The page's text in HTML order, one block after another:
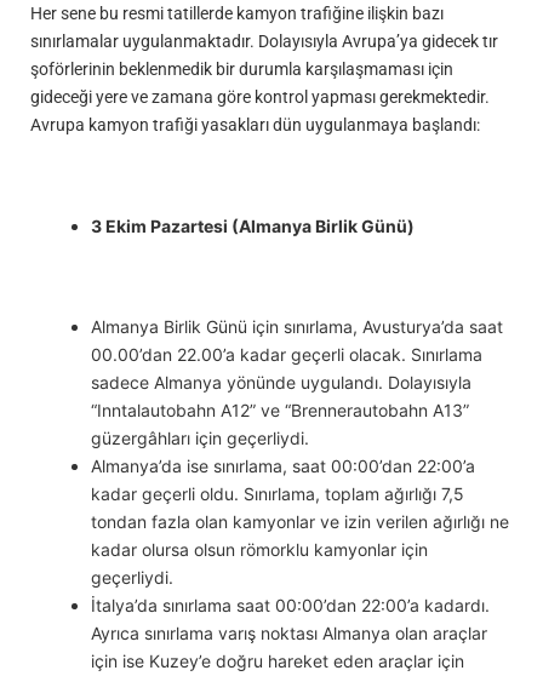
Her sene bu resmi tatillerde kamyon trafiğine ilişkin bazı
sınırlamalar uygulanmaktadır. Dolayısıyla Avrupa’ya gidecek tır
şoförlerinin beklenmedik bir durumla karşılaşmaması için
gideceği yere ve zamana göre kontrol yapması gerekmektedir.
Avrupa kamyon trafiği yasakları dün uygulanmaya başlandı:
3 Ekim Pazartesi (Almanya Birlik Günü)
Almanya Birlik Günü için sınırlama, Avusturya’da saat
00.00’dan 22.00’a kadar geçerli olacak. Sınırlama
sadece Almanya yönünde uygulandı. Dolayısıyla
“Inntalautobahn A12” ve “Brennerautobahn A13”
güzergâhları için geçerliydi.
Almanya’da ise sınırlama, saat 00:00’dan 22:00’a
kadar geçerli oldu. Sınırlama, toplam ağırlığı 7,5
tondan fazla olan kamyonlar ve izin verilen ağırlığı ne
kadar olursa olsun römorklu kamyonlar için
geçerliydi.
İtalya’da sınırlama saat 00:00’dan 22:00’a kadardı.
Ayrıca sınırlama varış noktası Almanya olan araçlar
için ise Kuzey’e doğru hareket eden araçlar için